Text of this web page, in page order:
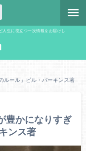
生に役立つ一次情報をお届けし
ルール」ビル・パーキンス著
豊かになりすぎ
ンス著